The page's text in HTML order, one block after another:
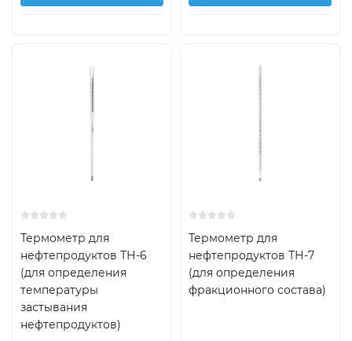
Термометр для
нефтепродуктов ТН-6
(для определения
температуры
застывания
нефтепродуктов)
Термометр для
нефтепродуктов ТН-7
(для определения
фракционного состава)